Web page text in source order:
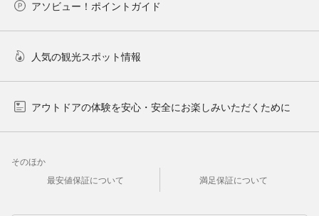
アソビュー！ポイントガイド
人気の観光スポット情報
アウトドアの体験を安心・安全にお楽しみいただくために
そのほか
最安値保証について
満足保証について